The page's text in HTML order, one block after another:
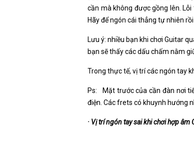
cần mà không được gồng lên.
Hãy để ngón cái thẳng tự nhiên
Lưu ý: nhiều bạn khi chơi Guitar
bạn sẽ thấy các dấu chấm nằm
Trong thực tế, vị trí các ngón tay
Ps: Mặt trước của cần đàn nơi
điện. Các frets có khuynh hướng
· Vị trí ngón tay sai khi chơi hợp âm